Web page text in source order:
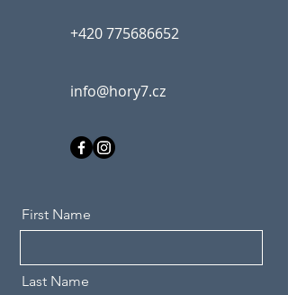
+420 775686652
info@hory7.cz
First Name
Last Name